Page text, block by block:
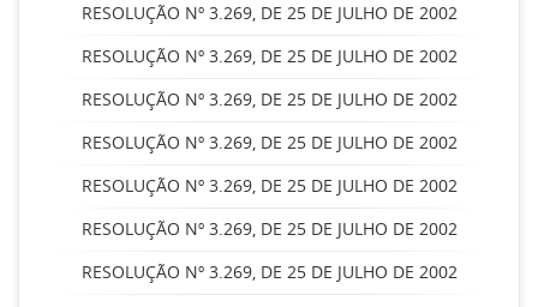
RESOLUÇÃO Nº 3.269, DE 25 DE JULHO DE 2002
RESOLUÇÃO Nº 3.269, DE 25 DE JULHO DE 2002
RESOLUÇÃO Nº 3.269, DE 25 DE JULHO DE 2002
RESOLUÇÃO Nº 3.269, DE 25 DE JULHO DE 2002
RESOLUÇÃO Nº 3.269, DE 25 DE JULHO DE 2002
RESOLUÇÃO Nº 3.269, DE 25 DE JULHO DE 2002
RESOLUÇÃO Nº 3.269, DE 25 DE JULHO DE 2002